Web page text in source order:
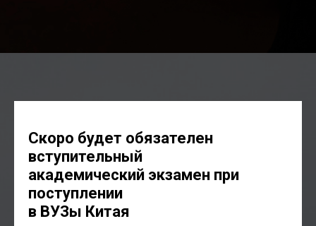
Скоро будет обязателен
вступительный
академический экзамен при
поступлении
в ВУЗы Китая